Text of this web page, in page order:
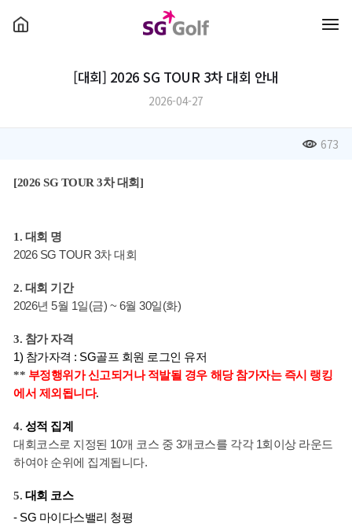
[대회] 2026 SG TOUR 3차 대회 안내
2026-04-27
673
[2026 SG TOUR 3차 대회]
1. 대회 명
2026 SG TOUR 3차 대회
2. 대회 기간
2026년 5월 1일(금) ~ 6월 30일(화)
3. 참가 자격
1) 참가자격 : SG골프 회원 로그인 유저
** 부정행위가 신고되거나 적발될 경우 해당 참가자는 즉시 랭킹
에서 제외됩니다.
4. 성적 집계
대회코스로 지정된 10개 코스 중 3개코스를 각각 1회이상 라운드
하여야 순위에 집계됩니다.
5. 대회 코스
- SG 마이다스밸리 청평